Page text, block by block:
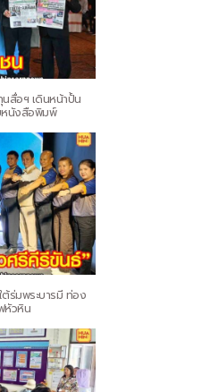
สื่อฯ เดินหน้าปั้น
หนังสือพิมพ์
ต้ร่มพระบารมี ท่อง
หัวหิน